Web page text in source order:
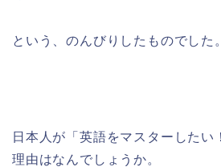
という、のんびりしたものでした。
日本人が「英語をマスターしたい
理由はなんでしょうか。